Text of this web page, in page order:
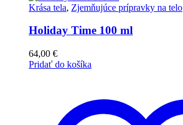
Krása tela, Zjemňujúce prípravky na telo
Holiday Time 100 ml
64,00 €
Pridať do košíka